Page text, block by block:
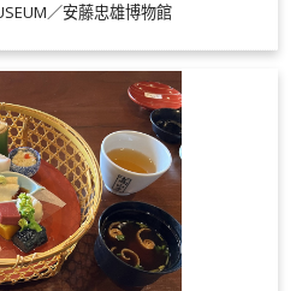
／安藤忠雄博物館